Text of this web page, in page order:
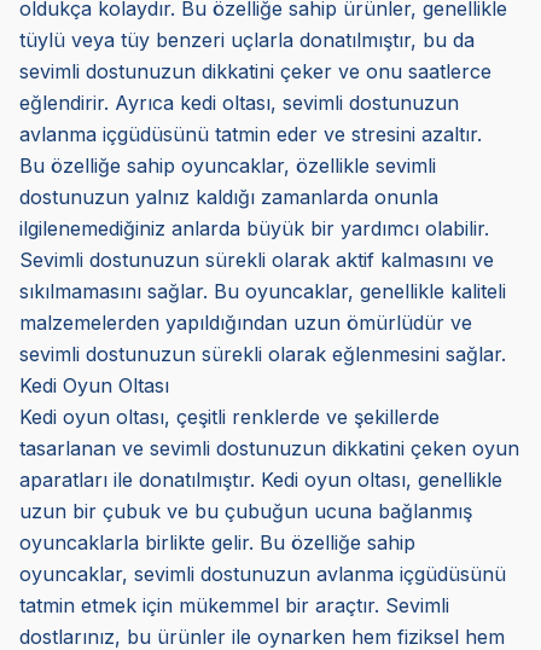
oldukça kolaydır. Bu özelliğe sahip ürünler, genellikle
tüylü veya tüy benzeri uçlarla donatılmıştır, bu da
sevimli dostunuzun dikkatini çeker ve onu saatlerce
eğlendirir. Ayrıca kedi oltası, sevimli dostunuzun
avlanma içgüdüsünü tatmin eder ve stresini azaltır.
Bu özelliğe sahip oyuncaklar, özellikle sevimli
dostunuzun yalnız kaldığı zamanlarda onunla
ilgilenemediğiniz anlarda büyük bir yardımcı olabilir.
Sevimli dostunuzun sürekli olarak aktif kalmasını ve
sıkılmamasını sağlar. Bu oyuncaklar, genellikle kaliteli
malzemelerden yapıldığından uzun ömürlüdür ve
sevimli dostunuzun sürekli olarak eğlenmesini sağlar.
Kedi Oyun Oltası
Kedi oyun oltası, çeşitli renklerde ve şekillerde
tasarlanan ve sevimli dostunuzun dikkatini çeken oyun
aparatları ile donatılmıştır. Kedi oyun oltası, genellikle
uzun bir çubuk ve bu çubuğun ucuna bağlanmış
oyuncaklarla birlikte gelir. Bu özelliğe sahip
oyuncaklar, sevimli dostunuzun avlanma içgüdüsünü
tatmin etmek için mükemmel bir araçtır. Sevimli
dostlarınız, bu ürünler ile oynarken hem fiziksel hem